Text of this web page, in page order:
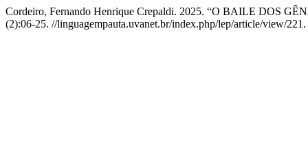
Cordeiro, Fernando Henrique Crepaldi. 2025. “O BAILE DOS
(2):06-25. //linguagempauta.uvanet.br/index.php/lep/article/view/221.